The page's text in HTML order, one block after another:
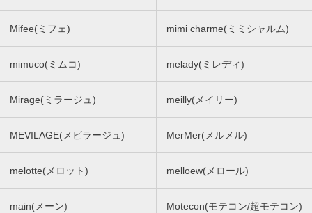
Mifee(ミフェ) mimi charme(ミミシャルム)
mimuco(ミムコ) melady(ミレディ)
Mirage(ミラージュ) meilly(メイリー)
MEVILAGE(メビラージュ) MerMer(メルメル)
melotte(メロット) melloew(メロール)
main(メーン) Motecon(モテコン/超モテコン)